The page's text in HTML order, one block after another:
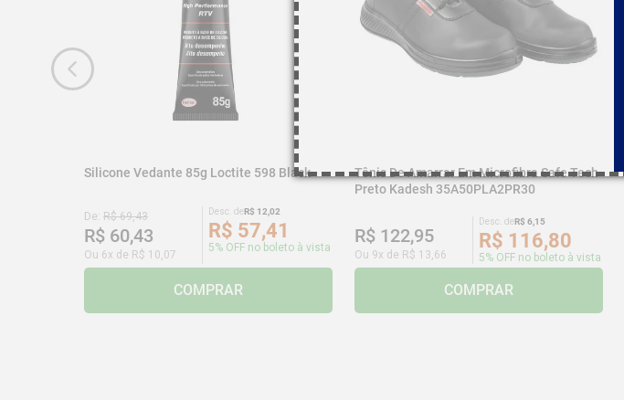
Silicone Vedante 85g Loctite 598 Black
De:R$ 69,43
R$ 60,43
Ou 6x de R$ 10 07
Desc. deR$ 12 02
R$ 57,41
5% OFF no boleto à vista
COMPRAR
Tênis De Amarrar Em Microfibra Safe Tech
Preto Kadesh 35A50PLA2PR30
R$ 122,95
Ou 9x de R$ 13 66
Desc. deR$ 6, 15
R$ 116,80
5% OFF no boleto à vista
COMPRAR